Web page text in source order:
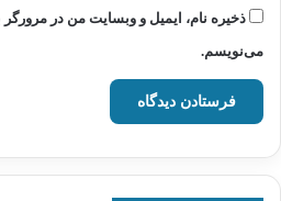
ذخیره نام، ایمیل و وبسایت من در مرورگر
می‌نویسم.